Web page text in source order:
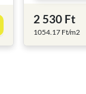
2 530 Ft
1054.17 Ft/m2